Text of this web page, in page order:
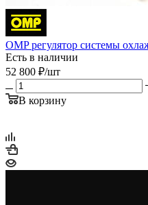
OMP регулятор системы
Есть в наличии
52 800 ₽/шт
В корзину